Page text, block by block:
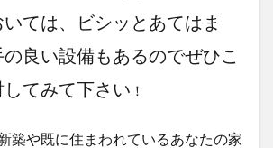
ては、ビシッとあてはま
良い設備もあるのでぜひこ
てみて下さい ！
築や既に住まわれているあなたの家